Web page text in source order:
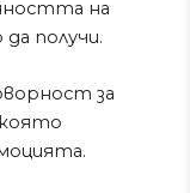
на
получи.
за